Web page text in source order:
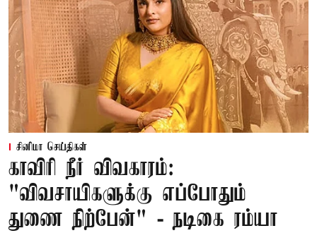
சினிமா செய்திகள்
காவிரி நீர் விவகாரம்:
"விவசாயிகளுக்கு எப்போதும்
துணை நிற்பேன்" - நடிகை ரம்யா